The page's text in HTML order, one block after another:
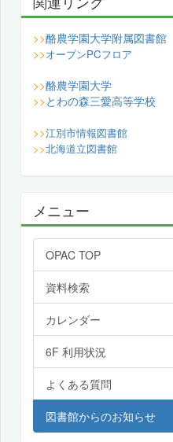
>>酪農学園大学附属図書館
>>オープンPCフロア
>>酪農学園大学
>> とわの森三愛高等学校
>>江別市情報図書館
>>北海道立図書館
メニュー
OPAC TOP
資料検索
カレンダー
6F 利用状況
よくある質問
図書館からのお知らせ